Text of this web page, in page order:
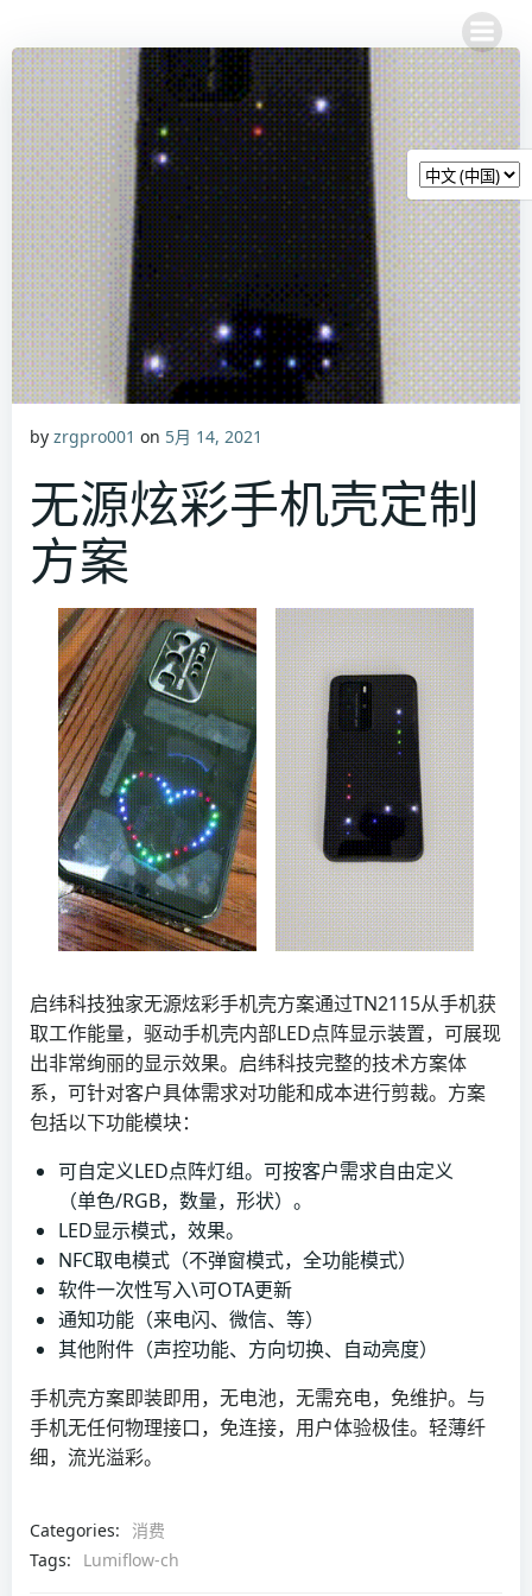
转
到
内
容
by zrgpro001 on 5月 14, 2021
无源炫彩手机壳定制
方案
启纬科技独家无源炫彩手机壳方案通过TN2115从手机获
取工作能量，驱动手机壳内部LED点阵显示装置，可展现
出非常绚丽的显示效果。启纬科技完整的技术方案体
系，可针对客户具体需求对功能和成本进行剪裁。方案
包括以下功能模块：
可自定义LED点阵灯组。可按客户需求自由定义
（单色/RGB，数量，形状）。
LED显示模式，效果。
NFC取电模式（不弹窗模式，全功能模式）
软件一次性写入\可OTA更新
通知功能（来电闪、微信、等）
其他附件（声控功能、方向切换、自动亮度）
手机壳方案即装即用，无电池，无需充电，免维护。与
手机无任何物理接口，免连接，用户体验极佳。轻薄纤
细，流光溢彩。
Categories:
消费
Tags:
Lumiflow-ch